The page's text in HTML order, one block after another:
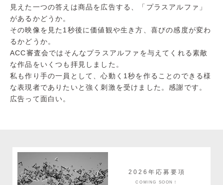
見えた一つの答えは商品を広告する、「プラスアルファ」
があるかどうか。
その映像を見た1秒後に価値観や生き方、喜びの感度が変わ
るかどうか。
ACC審査会ではそんなプラスアルファを与えてくれる素敵
な作品をいくつも拝見しました。
私も作り手の一員として、心動く1秒を作ることのできる様
な表現者でありたいと強く刺激を受けました。感謝です。
広告って面白い。
2026年応募要項
COMING SOON！